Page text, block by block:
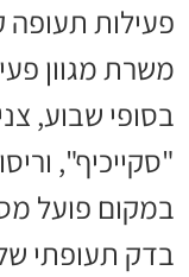
פעילות
משרת מגוון
בסופי שבוע,
"סקייכיף",
במקום פועל
בדק תעופתי